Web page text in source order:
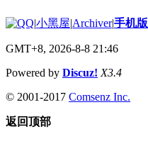
|小黑屋|Archiver|手机版
GMT+8, 2026-8-8 21:46
Powered by Discuz! X3.4
© 2001-2017 Comsenz Inc.
返回顶部